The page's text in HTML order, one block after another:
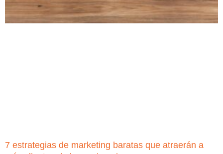
7 estrategias de marketing baratas que atraerán a